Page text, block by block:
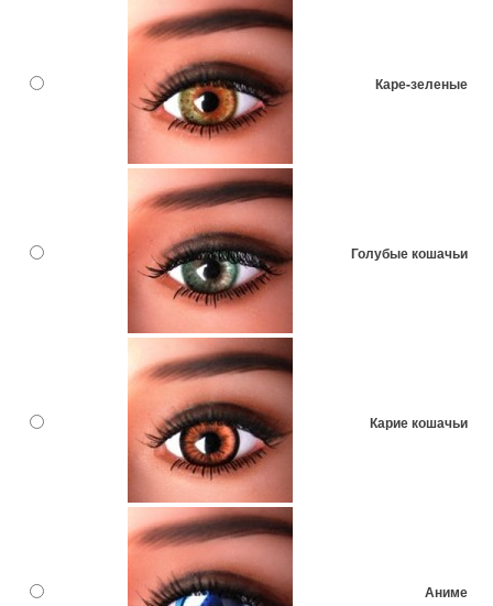
Каре-зеленые
Голубые кошачьи
Карие кошачьи
Аниме